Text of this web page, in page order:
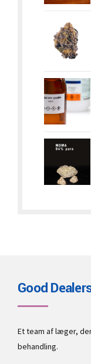
Good
Et team af læger,
behandling.